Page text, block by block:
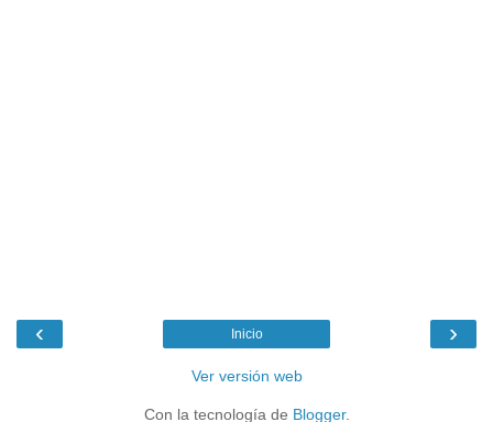
‹ ›
Inicio
Ver versión web
Con la tecnología de Blogger.